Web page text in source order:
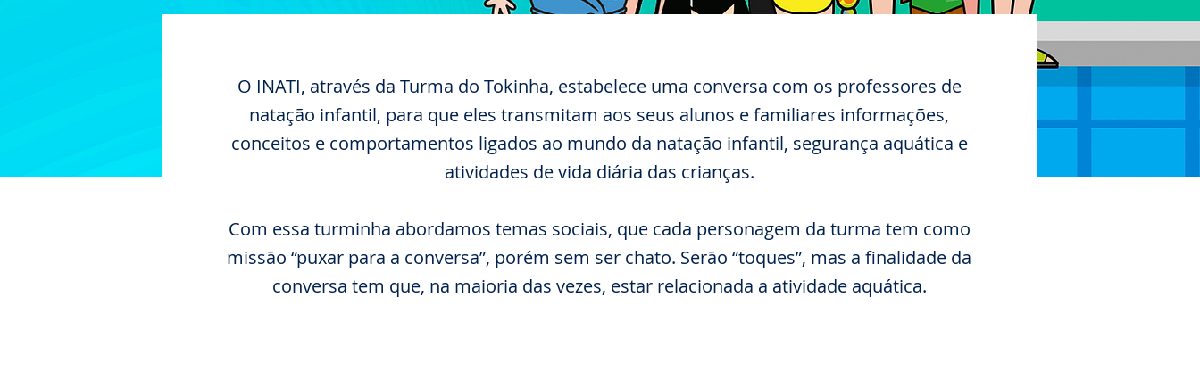
O INATI, através da Turma do Tokinha, estabelece uma conversa com os professores de
natação infantil, para que eles transmitam aos seus alunos e familiares informações,
conceitos e comportamentos ligados ao mundo da natação infantil, segurança aquática e
atividades de vida diária das crianças.
Com essa turminha abordamos temas sociais, que cada personagem da turma tem como
missão “puxar para a conversa”, porém sem ser chato. Serão “toques”, mas a finalidade da
conversa tem que, na maioria das vezes, estar relacionada a atividade aquática.